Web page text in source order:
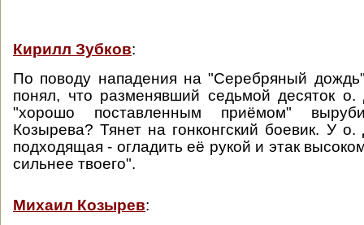
Кирилл Зубков:
По поводу нападения на "Серебряный
понял, что разменявший седьмой десяток
"хорошо поставленным приёмом"
Козырева? Тянет на гонконгский боевик. У
подходящая - огладить её рукой и этак
сильнее твоего".
Михаил Козырев: